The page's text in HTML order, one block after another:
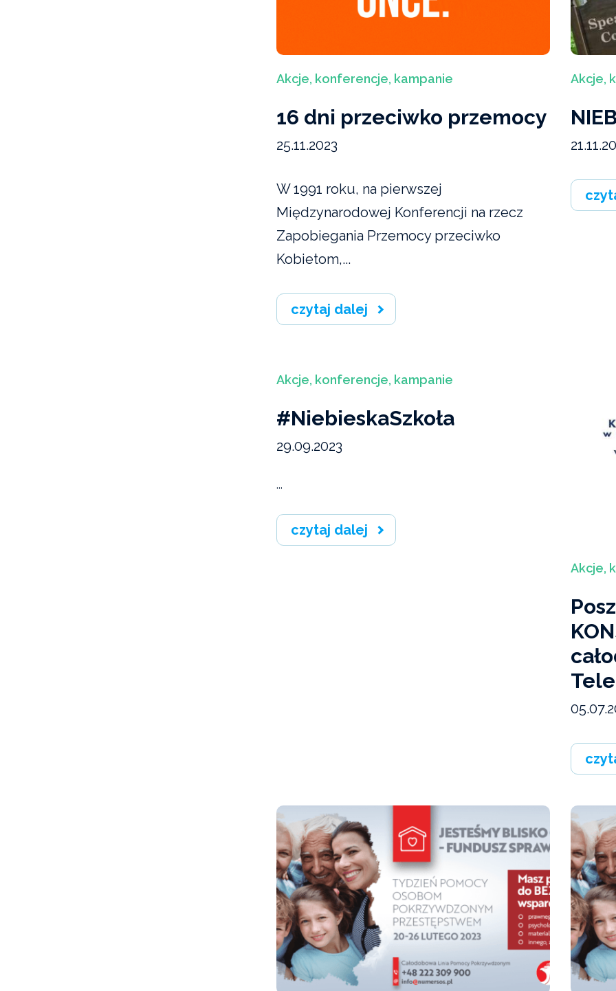
Akcje, konferencje, kampanie
16 dni przeciwko przemocy
25.11.2023
W 1991 roku, na pierwszej
Międzynarodowej Konferencji na rzecz
Zapobiegania Przemocy przeciwko
Kobietom,...
czytaj dalej
Akcje,
Akcje, konferencje, kampanie
#NiebieskaSzkoła
29.09.2023
...
czytaj dalej
Akcje,